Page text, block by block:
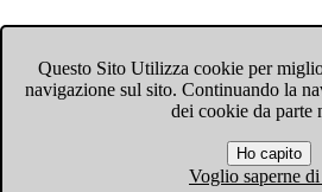
Questo Sito Utilizza cookie per
navigazione sul sito. Continuando la
dei cookie da parte
Ho capito
Voglio saperne
Menu